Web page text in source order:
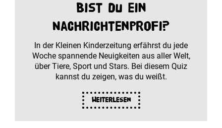
Bist du ein
Nachrichtenprofi?
In der Kleinen Kinderzeitung erfährst du jede
Woche spannende Neuigkeiten aus aller Welt,
über Tiere, Sport und Stars. Bei diesem Quiz
kannst du zeigen, was du weißt.
Weiterlesen